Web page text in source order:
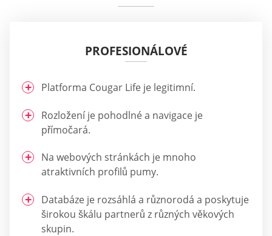
PROFESIONÁLOVÉ
Platforma Cougar Life je legitimní.
Rozložení je pohodlné a navigace je
přímočará.
Na webových stránkách je mnoho
atraktivních profilů pumy.
Databáze je rozsáhlá a různorodá a poskytuje
širokou škálu partnerů z různých věkových
skupin.